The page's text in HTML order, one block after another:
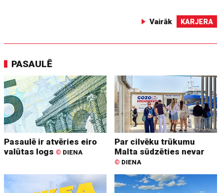
Vairāk KARJERA
PASAULĒ
Pasaulē ir atvēries eiro
valūtas logs © DIENA
Par cilvēku trūkumu
Malta sūdzēties nevar
© DIENA